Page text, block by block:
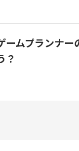
ームプランナー
？